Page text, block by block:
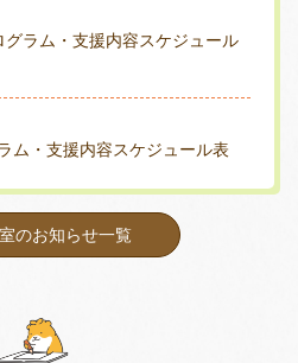
ラム・支援内容スケジュール
・支援内容スケジュール表
のお知らせ一覧